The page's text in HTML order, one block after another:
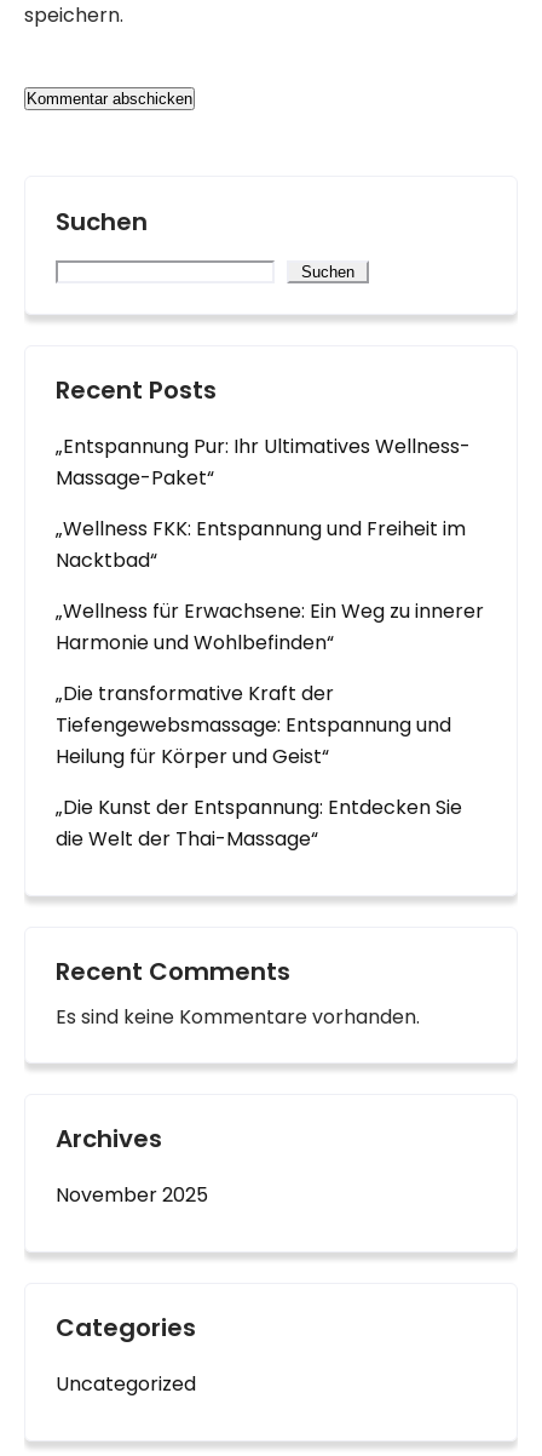
speichern.
Suchen
Suchen
Recent Posts
„Entspannung Pur: Ihr Ultimatives Wellness-
Massage-Paket“
„Wellness FKK: Entspannung und Freiheit im
Nacktbad“
„Wellness für Erwachsene: Ein Weg zu innerer
Harmonie und Wohlbefinden“
„Die transformative Kraft der
Tiefengewebsmassage: Entspannung und
Heilung für Körper und Geist“
„Die Kunst der Entspannung: Entdecken Sie
die Welt der Thai-Massage“
Recent Comments
Es sind keine Kommentare vorhanden.
Archives
November 2025
Categories
Uncategorized